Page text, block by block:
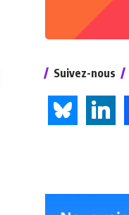
Suivez-nous
bluesky linkedin